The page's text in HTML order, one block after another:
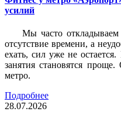
усилий
Мы часто
отсутствие времени, а
ехать, сил уже не
занятия становятся
метро.
Подробнее
28.07.2026